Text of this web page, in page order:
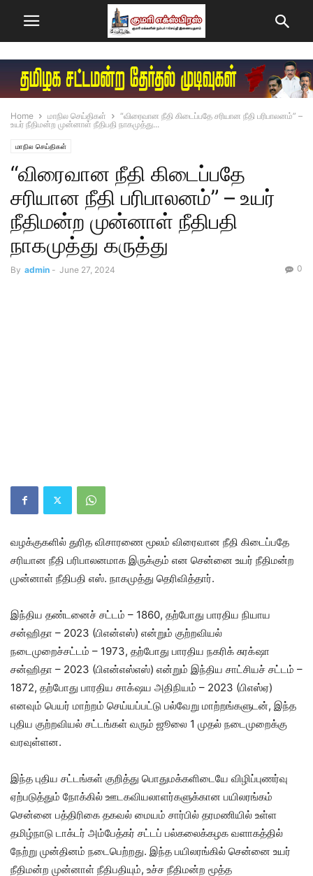
Home மாநில செய்திகள்
“விரைவான நீதி கிடைப்பதே சரியான நீதி பரிபாலனம்” –
உயர் நீதிமன்ற முன்னாள் நீதிபதி நாகமுத்து...
மாநில செய்திகள்
“விரைவான நீதி கிடைப்பதே
சரியான நீதி பரிபாலனம்” – உயர்
நீதிமன்ற முன்னாள் நீதிபதி
நாகமுத்து கருத்து
By admin - June 27, 2024 0
வழக்குகளில் துரித விசாரணை மூலம் விரைவான நீதி கிடைப்பதே
சரியான நீதி பரிபாலனமாக இருக்கும் என சென்னை உயர் நீதிமன்ற
முன்னாள் நீதிபதி எஸ். நாகமுத்து தெரிவித்தார்.
இந்திய தண்டனைச் சட்டம் – 1860, தற்போது பாரதிய நியாய
சன்ஹிதா – 2023 (பிஎன்எஸ்) என்றும் குற்றவியல்
நடைமுறைச்சட்டம் – 1973, தற்போது பாரதிய நகரிக் சுரக் ஷா
சன்ஹிதா – 2023 (பிஎன்எஸ்எஸ்) என்றும் இந்திய சாட்சியச் சட்டம் –
1872, தற்போது பாரதிய சாக் ஷய அதிநியம் – 2023 (பிஎஸ்ஏ)
எனவும் பெயர் மாற்றம் செய்யப்பட்டு பல்வேறு மாற்றங்களுடன், இந்த
புதிய குற்றவியல் சட்டங்கள் வரும் ஜூலை 1 முதல் நடைமுறைக்கு
வரவுள்ளன.
இந்த புதிய சட்டங்கள் குறித்து பொதுமக்களிடையே விழிப்புணர்வு
ஏற்படுத்தும் நோக்கில் ஊடகவியலாளர்களுக்கான பயிலரங்கம்
சென்னை பத்திரிகை தகவல் மையம் சார்பில் தரமணியில் உள்ள
தமிழ்நாடு டாக்டர் அம்பேத்கர் சட்டப் பல்கலைக்கழக வளாகத்தில்
நேற்று முன்தினம் நடைபெற்றது. இந்த பயிலரங்கில் சென்னை உயர்
நீதிமன்ற முன்னாள் நீதிபதியும், உச்ச நீதிமன்ற மூத்த